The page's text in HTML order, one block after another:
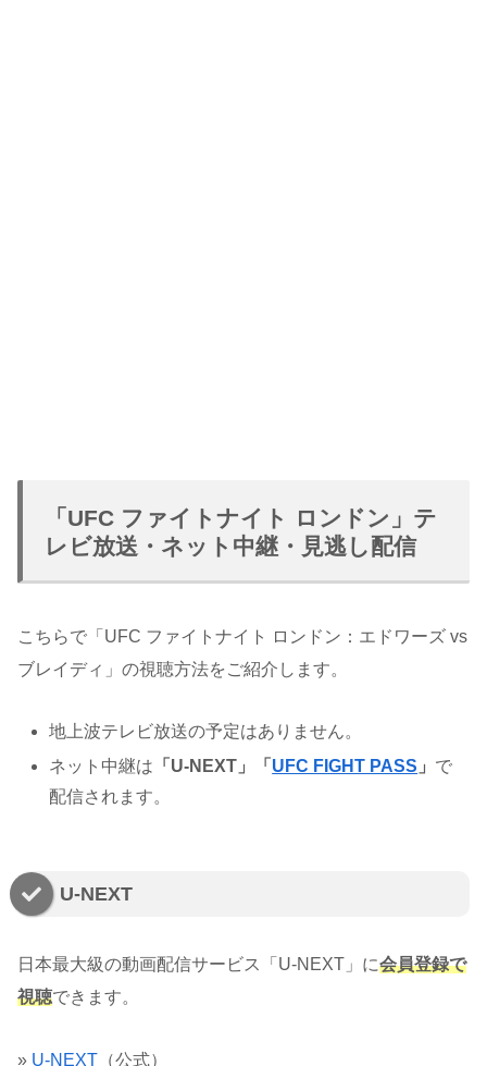
「UFC ファイトナイト ロンドン」テ
レビ放送・ネット中継・見逃し配信
こちらで「UFC ファイトナイト ロンドン：エドワーズ vs
ブレイディ」の視聴方法をご紹介します。
地上波テレビ放送の予定はありません。
ネット中継は 「U-NEXT」「 UFC FIGHT PASS 」 で
配信されます。
U-NEXT
日本最大級の動画配信サービス「U-NEXT」に会員登録で
視聴できます。
» U-NEXT （公式）